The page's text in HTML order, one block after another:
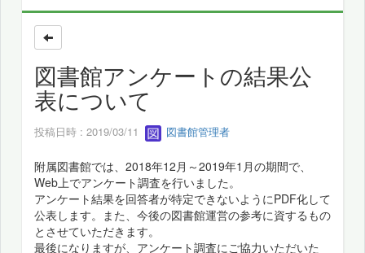
図書館アンケートの結果公
表について
投稿日時 : 2019/03/11 図書館管理者
附属図書館では、2018年12月～2019年1月の期間で、
Web上でアンケート調査を行いました。
アンケート結果を回答者が特定できないようにPDF化して
公表します。また、今後の図書館運営の参考に資するもの
とさせていただきます。
最後になりますが、アンケート調査にご協力いただいた